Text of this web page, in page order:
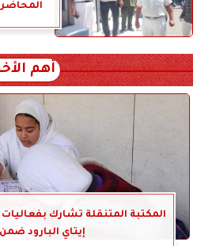
أهم
المكتبة المتنقلة تشارك
إيتاي البارود